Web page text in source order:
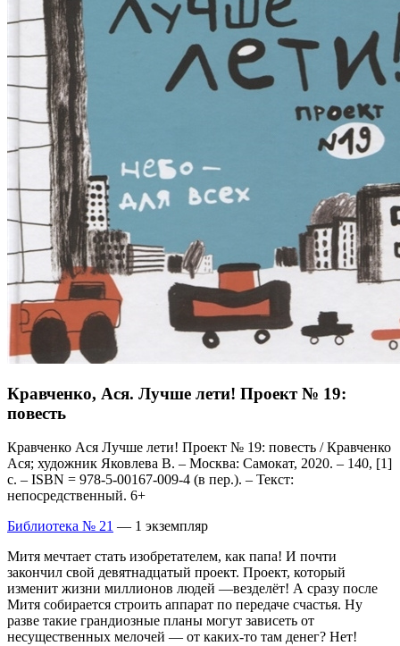
Кравченко, Ася. Лучше лети! Проект № 19:
повесть
Кравченко Ася Лучше лети! Проект № 19: повесть / Кравченко
Ася; художник Яковлева В. – Москва: Самокат, 2020. – 140, [1]
с. – ISBN = 978-5-00167-009-4 (в пер.). – Текст:
непосредственный. 6+
Библиотека № 21 — 1 экземпляр
Митя мечтает стать изобретателем, как папа! И почти
закончил свой девятнадцатый проект. Проект, который
изменит жизни миллионов людей —везделёт! А сразу после
Митя собирается строить аппарат по передаче счастья. Ну
разве такие грандиозные планы могут зависеть от
несущественных мелочей — от каких-то там денег? Нет!